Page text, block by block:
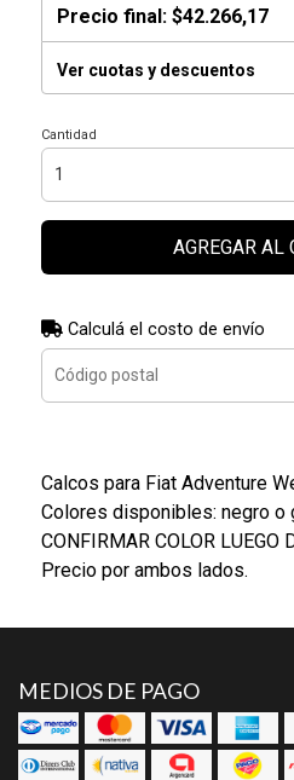
Precio final: $42.266,17
Ver cuotas y descuentos
Cantidad
AGREGAR AL
Calculá el costo de envío
Calcos para Fiat Adventure
Colores disponibles: negro o
CONFIRMAR COLOR LUEGO
Precio por ambos lados.
MEDIOS DE PAGO